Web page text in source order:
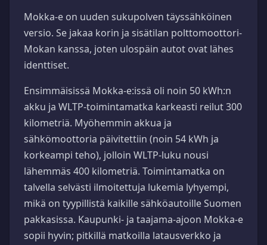
Mokka-e on uuden sukupolven täyssähköinen
versio. Se jakaa korin ja sisätilan polttomoottori-
Mokan kanssa, joten ulospäin autot ovat lähes
identtiset.
Ensimmäisissä Mokka-e:issä oli noin 50 kWh:n
akku ja WLTP-toimintamatka karkeasti reilut 300
kilometriä. Myöhemmin akkua ja
sähkömoottoria päivitettiin (noin 54 kWh ja
korkeampi teho), jolloin WLTP-luku nousi
lähemmäs 400 kilometriä. Toimintamatka on
talvella selvästi ilmoitettuja lukemia lyhyempi,
mikä on tyypillistä kaikille sähköautoille Suomen
pakkasissa. Kaupunki- ja taajama-ajoon Mokka-e
sopii hyvin; pitkillä matkoilla latausverkko ja